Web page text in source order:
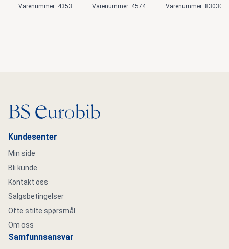
Varenummer: 4353 Varenummer: 4574 Varenummer: 83030
Gå til hovedsiden
Kundesenter
Min side
Bli kunde
Kontakt oss
Salgsbetingelser
Ofte stilte spørsmål
Om oss
Samfunnsansvar